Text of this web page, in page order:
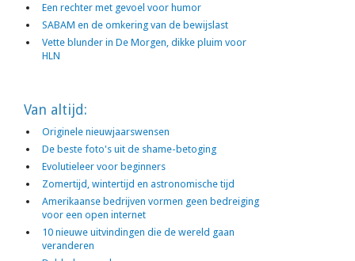
Een rechter met gevoel voor humor
SABAM en de omkering van de bewijslast
Vette blunder in De Morgen, dikke pluim voor
HLN
Van altijd:
Originele nieuwjaarswensen
De beste foto's uit de shame-betoging
Evolutieleer voor beginners
Zomertijd, wintertijd en astronomische tijd
Amerikaanse bedrijven vormen geen bedreiging
voor een open internet
10 nieuwe uitvindingen die de wereld gaan
veranderen